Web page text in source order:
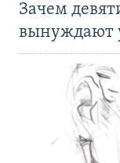
Зачем
вынуждают